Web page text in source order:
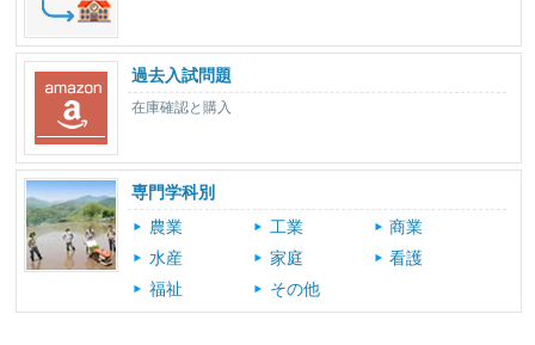
過去入試問題
在庫確認と購入
専門学科別
農業
工業
商業
水産
家庭
看護
福祉
その他